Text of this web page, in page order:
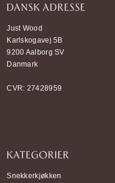
DANSK ADRESSE
Just Wood
Karlskogavej 5B
9200 Aalborg SV
Danmark
CVR: 27428959
KATEGORIER
Snekkerkjøkken